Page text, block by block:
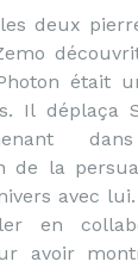
deux
était
Il déplaça
de la
avec
en
avoir